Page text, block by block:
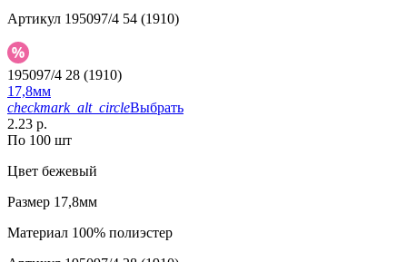
Артикул 195097/4 54 (1910)
195097/4 28 (1910)
17,8мм
checkmark_alt_circleВыбрать
2.23 р.
По 100 шт
Цвет бежевый
Размер 17,8мм
Материал 100% полиэстер